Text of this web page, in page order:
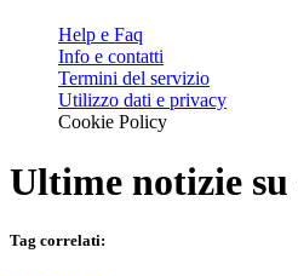
Help e Faq
Info e contatti
Termini del servizio
Utilizzo dati e privacy
Cookie Policy
Ultime notizie su
Tag correlati: